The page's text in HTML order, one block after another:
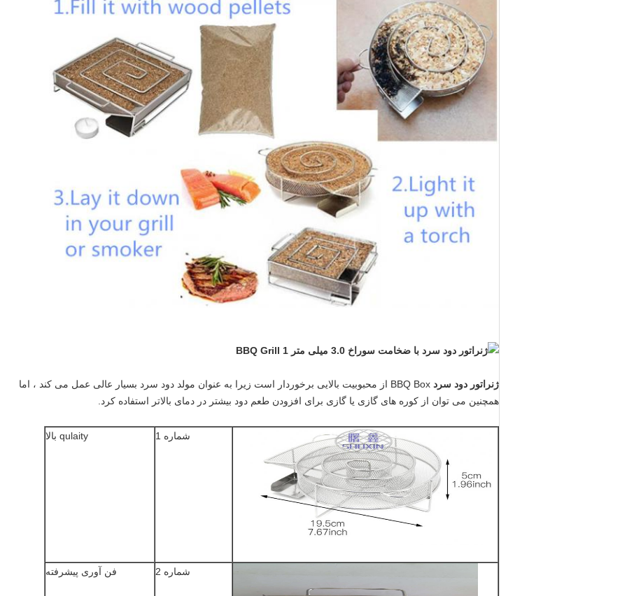
ژنراتور دود سرد
BBQ Box از محبوبیت بالایی برخوردار است زیرا به عنوان مولد دود سرد بسیار عالی عمل می کند ، اما
همچنین می توان از کوره های گازی یا گازی برای افزودن طعم دود بیشتر در دمای بالاتر استفاده کرد.
شماره 1 qulaity بالا
شماره 2 فن آوری پیشرفته